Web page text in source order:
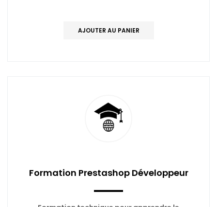
AJOUTER AU PANIER
Formation Prestashop Développeur